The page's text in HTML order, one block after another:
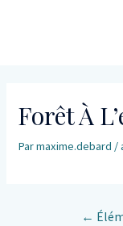
Forêt À
Parmaxime.debard /
←